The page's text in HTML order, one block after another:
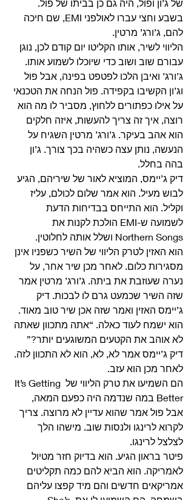
של ג’ון ופול, היה גם כן בביתו של פול.
בשבע וחצי עברו לאולפני EMI, שם חיכה
להם, ג’ורג’ מרטין.
הליווי לשיר, אותו הקליטו יום קודם לכן, נוגן
עבורם שוב ושוב כדי שיוכלו לשמוע אותו.
ג’ורג’ ואיבן הלכו לפטפט בפינה, אבל פול
וג’ון הקשיבו בקפידה. פול הנחה את הטכנאי
על אילו כפתורים ללחוץ, מסביר לו מה הוא
רוצה, איך זה צריך להעשות, איזה חלקים
הוא אהב בעיקר. ג’ורג’ מרטין השגיח על
הנעשה, נותן עצה כשהיה בכך צורך. ג’ון
בהה בחלל.
דיק ג’יימס, המוציא לאור של שיריהם, הגיע
לבוש מעיל. הוא אמר שלום לכולם, עליז
וקליל. הוא התייחס בבדיחות הדעת
לשמועה ש-EMI הולכת לקנות את
Northern Songs ושלל אותה לחלוטין.
הוא האזין לטרק הליווי של השיר כשפניו אינן
מסגירות כלום. לאחר מכן שיר אחר, על
נערה שעוזבת את ביתה. ג’ורג’ מרטין אמר
שזה השיר שכמעט גרם לו לבכות. דיק
ג’יימס האזין ואמר שזה אכן שיר טוב מאוד.
הוא ישמח לעוד כאלה. “אתה מתכוון שאתה
לא אוהב את הקטעים המשוגעים יותר?”
דיק ג’יימס אמר לא, לא, הוא לא התכוון לזה.
לאחר מכן הוא עזב.
הם השמיעו את טרק הליווי של It’s Getting
Better במה שנדמה היה כפעם המאה,
אבל פול אמר שהוא עדיין לא מרוצה. צריך
לקרוא לרינגו ולנסות שוב. מישהו הלך
לצלצל לרינגו.
פיטר בראון הגיע. הוא בדיוק חזר מטיול
לאמריקה. הוא הביא להם כמה תקליטים
אמריקאים חדשים והם מיד קפצו עליהם